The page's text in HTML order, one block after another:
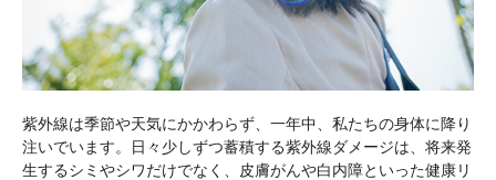
紫外線は季節や天気にかかわらず、一年中、私たちの身体に降り
注いでいます。日々少しずつ蓄積する紫外線ダメージは、将来発
生するシミやシワだけでなく、皮膚がんや白内障といった健康リ